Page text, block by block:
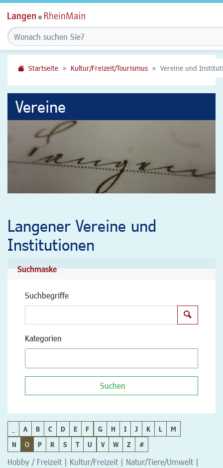
Startseite Kultur/Freizeit/Tourismus Vereine und
Vereine
Langener Vereine und
Institutionen
Suchmaske
Suchbegriffe
Kategorien
Suchen
A B C D E F G H I J K L
M
N
O P R S T U V W Z #
Hobby / Freizeit | Kultur/Freizeit | Natur/Tiere/Umwelt |